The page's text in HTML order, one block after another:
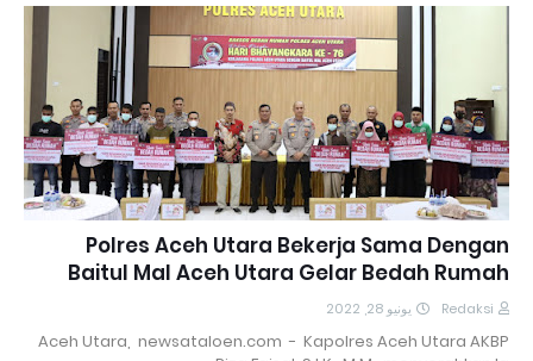
Polres Aceh Utara Bekerja Sama Dengan
Baitul Mal Aceh Utara Gelar Bedah Rumah
Redaksi يونيو 28, 2022
Aceh Utara, newsataloen.com - Kapolres Aceh Utara AKBP